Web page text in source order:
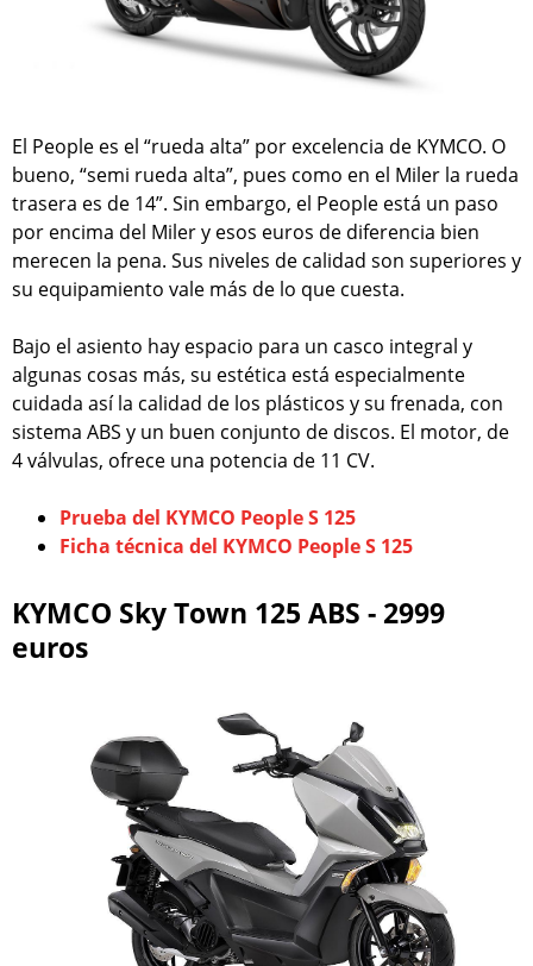
El People es el “rueda alta” por excelencia de KYMCO. O
bueno, “semi rueda alta”, pues como en el Miler la rueda
trasera es de 14”. Sin embargo, el People está un paso
por encima del Miler y esos euros de diferencia bien
merecen la pena. Sus niveles de calidad son superiores y
su equipamiento vale más de lo que cuesta.
Bajo el asiento hay espacio para un casco integral y
algunas cosas más, su estética está especialmente
cuidada así la calidad de los plásticos y su frenada, con
sistema ABS y un buen conjunto de discos. El motor, de
4 válvulas, ofrece una potencia de 11 CV.
Prueba del KYMCO People S 125
Ficha técnica del KYMCO People S 125
KYMCO Sky Town 125 ABS - 2999
euros